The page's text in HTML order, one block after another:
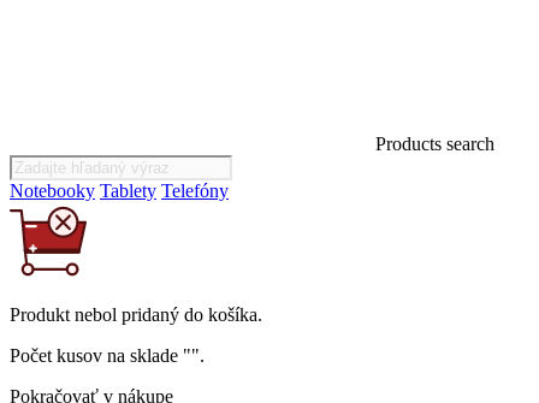
Products search
Notebooky Tablety Telefóny
Produkt nebol pridaný do košíka.
Počet kusov na sklade "".
Pokračovať v nákupe